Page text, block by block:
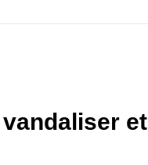
vandaliser et